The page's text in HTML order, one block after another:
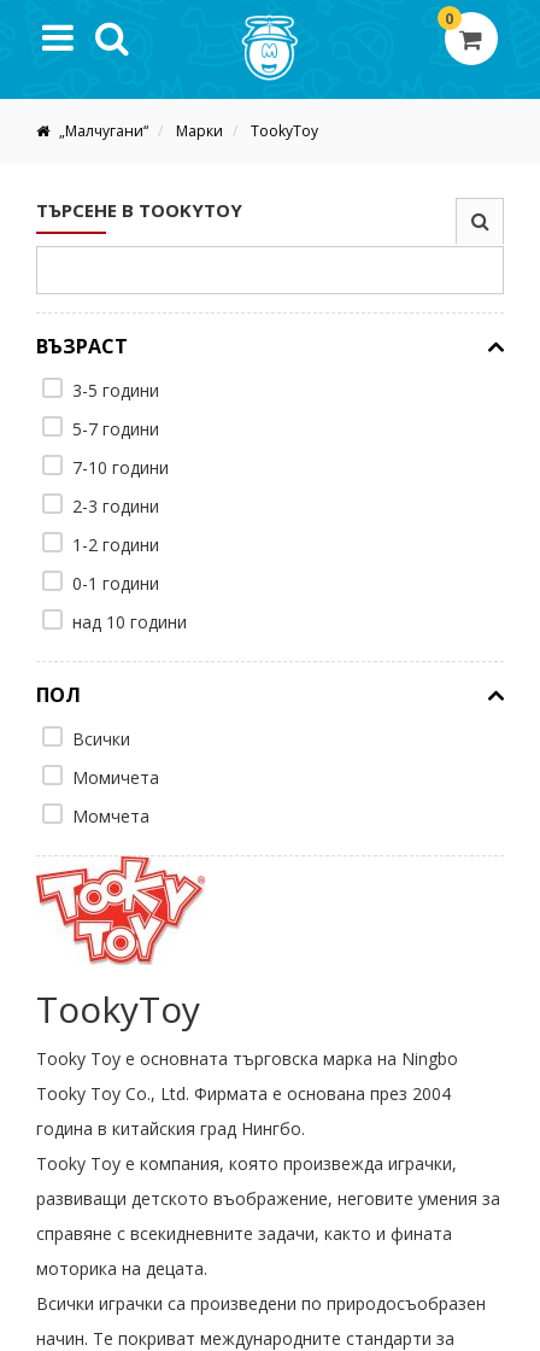
0
„Малчугани“ Марки TookyToy
ТЪРСЕНЕ В TOOKYTOY
ВЪЗРАСТ
3-5 години
5-7 години
7-10 години
2-3 години
1-2 години
0-1 години
над 10 години
ПОЛ
Всички
Момичета
Момчета
TookyToy
Tooky Toy е основната търговска марка на Ningbo
Tooky Toy Co., Ltd. Фирмата е основана през 2004
година в китайския град Нингбо.
Tooky Toy е компания, която произвежда играчки,
развиващи детското въображение, неговите умения за
справяне с всекидневните задачи, както и фината
моторика на децата.
Всички играчки са произведени по природосъобразен
начин. Те покриват международните стандарти за